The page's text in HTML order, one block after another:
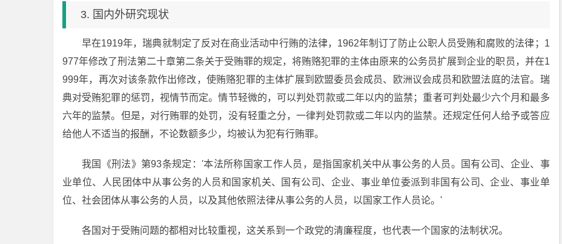
3. 国内外研究现状
早在1919年，瑞典就制定了反对在商业活动中行贿的法律，1962年制订了防止公职人员受贿和腐败的法律；1
977年修改了刑法第二十章第二条关于受贿罪的规定，将贿赂犯罪的主体由原来的公务员扩展到企业的职员，并在1
999年，再次对该条款作出修改，使贿赂犯罪的主体扩展到欧盟委员会成员、欧洲议会成员和欧盟法庭的法官。瑞
典对受贿犯罪的惩罚，视情节而定。情节轻微的，可以判处罚款或二年以内的监禁；重者可判处最少六个月和最多
六年的监禁。但是，对行贿罪的处罚，没有轻重之分，一律判处罚款或二年以内的监禁。还规定任何人给予或答应
给他人不适当的报酬，不论数额多少，均被认为犯有行贿罪。
我国《刑法》第93条规定：'本法所称国家工作人员，是指国家机关中从事公务的人员。国有公司、企业、事
业单位、人民团体中从事公务的人员和国家机关、国有公司、企业、事业单位委派到非国有公司、企业、事业单
位、社会团体从事公务的人员，以及其他依照法律从事公务的人员，以国家工作人员论。'
各国对于受贿问题的都相对比较重视，这关系到一个政党的清廉程度，也代表一个国家的法制状况。